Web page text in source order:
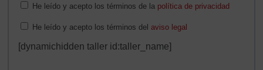
He leído y acepto los términos de la política de privacidad
He leído y acepto los términos delaviso legal
[dynamichidden taller id:taller_name]